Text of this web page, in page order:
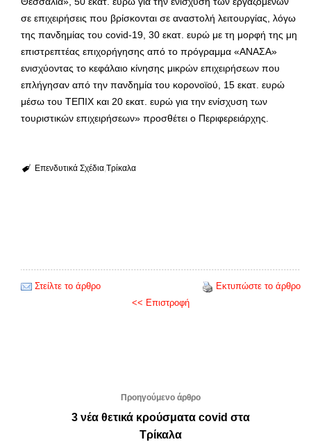
σε επιχειρήσεις που βρίσκονται σε αναστολή λειτουργίας, λόγω
της πανδημίας του covid-19, 30 εκατ. ευρώ με τη μορφή της μη
επιστρεπτέας επιχορήγησης από το πρόγραμμα «ΑΝΑΣΑ»
ενισχύοντας το κεφάλαιο κίνησης μικρών επιχειρήσεων που
επλήγησαν από την πανδημία του κορονοϊού, 15 εκατ. ευρώ
μέσω του ΤΕΠΙΧ και 20 εκατ. ευρώ για την ενίσχυση των
τουριστικών επιχειρήσεων» προσθέτει ο Περιφερειάρχης.
Επενδυτικά Σχέδια Τρίκαλα
Στείλτε το άρθρο
Εκτυπώστε το άρθρο
<< Επιστροφή
Προηγούμενο άρθρο
3 νέα θετικά κρούσματα covid στα
Τρίκαλα